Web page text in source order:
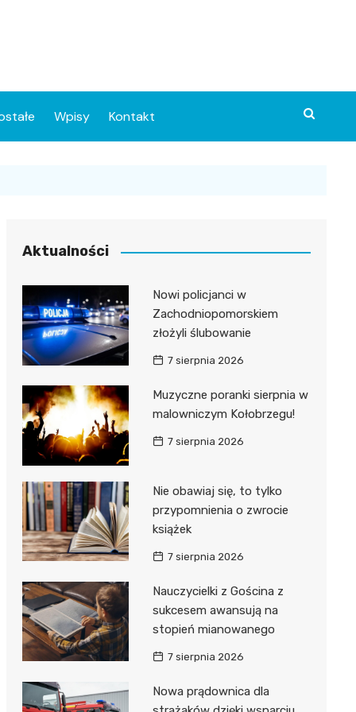
Wpisy Kontakt
Aktualności
Nowi policjanci w
Zachodniopomorskiem
złożyli ślubowanie
7 sierpnia 2026
Muzyczne poranki sierpnia w
malowniczym Kołobrzegu!
7 sierpnia 2026
Nie obawiaj się, to tylko
przypomnienia o zwrocie
książek
7 sierpnia 2026
Nauczycielki z Gościna z
sukcesem awansują na
stopień mianowanego
7 sierpnia 2026
Nowa prądownica dla